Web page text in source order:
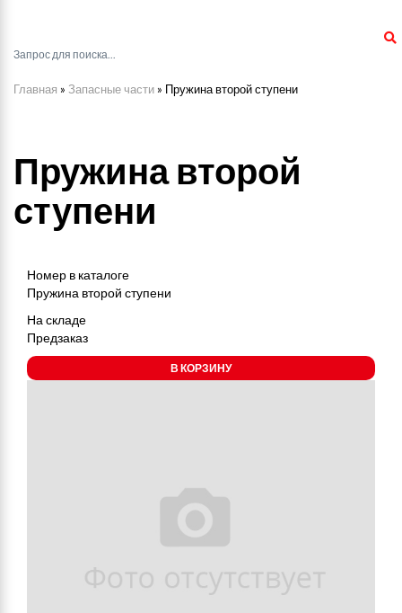
Главная » Запасные части » Пружина второй ступени
Пружина второй
ступени
Номер в каталоге
Пружина второй ступени
На складе
Предзаказ
В КОРЗИНУ